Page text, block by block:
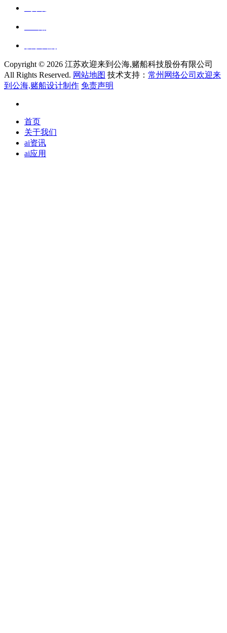
Copyright © 2026 江苏欢迎来到公海,赌船科技股份有限公司
All Rights Reserved. 网站地图 技术支持： 常州网络公司欢迎来
到公海,赌船设计制作 免责声明
首页
关于我们
ai资讯
ai应用